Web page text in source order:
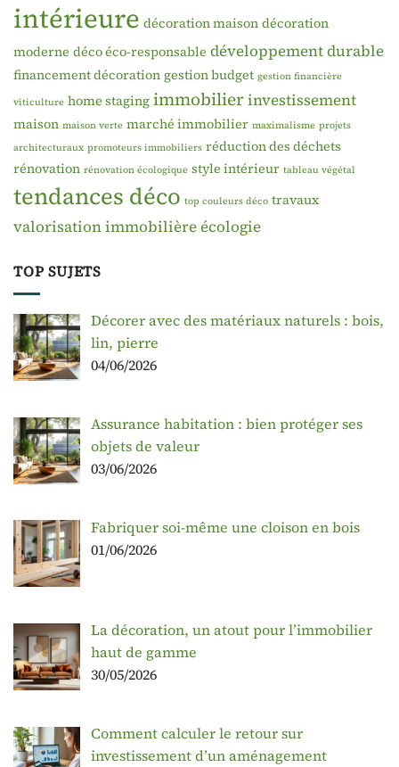
intérieure décoration maison décoration
moderne déco éco-responsable développement durable
financement décoration gestion budget gestion financière
viticulture home staging immobilierinvestissement
maison maison verte marché immobilier maximalisme projets
architecturaux promoteurs immobiliers réduction des déchets
rénovation rénovation écologique style intérieur tableau végétal
tendances déco top couleurs déco travaux
valorisation immobilièreécologie
TOP SUJETS
Décorer avec des matériaux naturels : bois,
lin, pierre
04/06/2026
Assurance habitation : bien protéger ses
objets de valeur
03/06/2026
Fabriquer soi-même une cloison en bois
01/06/2026
La décoration, un atout pour l’immobilier
haut de gamme
30/05/2026
Comment calculer le retour sur
investissement d’un aménagement